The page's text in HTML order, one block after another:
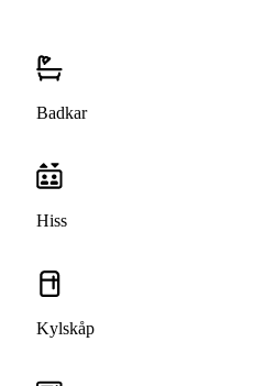
Badkar
Hiss
Kylskåp